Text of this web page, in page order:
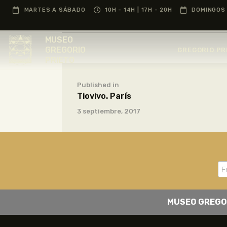
MARTES A SÁBADO 10H - 14H | 17H - 20H
MUSEO
Published in
Tiovivo. París
3 septiembre, 2017
MUSEO